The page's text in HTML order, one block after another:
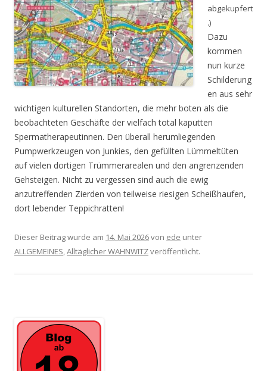
abgekupfert
.)
Dazu
kommen
nun kurze
Schilderung
en aus sehr
wichtigen kulturellen Standorten, die mehr boten als die
beobachteten Geschäfte der vielfach total kaputten
Spermatherapeutinnen. Den überall her­umliegenden
Pumpwerkzeugen von Junkies, den gefüllten Lümmeltüten
auf vielen dortigen Trüm­merarealen und den angrenzenden
Gehsteigen. Nicht zu vergessen sind auch die ewig
anzutreffen­den Zierden von teilweise riesigen Scheißhaufen,
dort lebender Teppichratten!
Dieser Beitrag wurde am 14. Mai 2026von ede unter
ALLGEMEINES,Alltäglicher WAHNWITZveröffentlicht.